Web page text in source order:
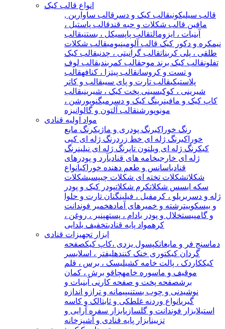
انواع قالب کیک
قالب سیلیکونیقالب کیک و دسر قالب ساوارین ,
مافین قالب شکلات و حبه قندقالب پاستیل ،
آبنبات ، ایزومالتقالب پاپسیکل ، بستنیقالب
نیمکره و دکور کیک قالب آلومینیومیقالب شکلات
طلقی ، پلی کربناتقالب گرانیتی ، چدنیقالب کیک
تفلونقالب کیک برند موجقالب کمربندیقالب لوف
و تست و کروسانقالب پیتزا ، کنافهقالب
پلاستیکیقالب تارت و پای سیبقالب و کاتر
شیرینی ، کوکیسینی پخت کیک ، شیرینیقالب
کاپ کیک و مافینرینگ کیک و دسر میگنوپورشن ،
مونوپورشنقالب آلتون و گالوانیزه
مواد اولیه قنادی
رنگ خوراکیرنگ پودری و ماژیکرنگ مایع
خوراکیرنگ ژله ای خط زردرنگ ژله ای کپی
کیکرنگ ژله ای ویلتون تاپرنگ ژله ای نیلینرنگ
ژله ای خارجیخامه های قنادیآرد و پودرهای
قنادیاسانس و طعم دهنده خوراکیانواع
شکلاتشکلات تخته ای شکلات چیپسیشکلات
سکه ایسس شکلاتکرم شکلاتپودر کیک و پودر
ژله و دسر بریلو ، کرمفیل ، فیلینگنان تارت و حلوا
و بیسکوییترشته و خمیرهای آمادهخمیر فوندانت
و گامپیستخلال و پودر بادام ، پستهپنیر ، روغن ،
کرهمواد پایه قنادیتخفیف یلدایی
ابزار تجهیزات قنادی
دماسنج فر و مایعاتکپسول یزدی ،کاپ کیکصفحه
گردان کیکتوری خنک کنندهلیفتر ، اسلایسر
کیککاردک ، پالت خامه کشیلیسک ، برس ، قلم
موقیف و ماسوره خامهچاقو برش ، کمان
برشصفحه پخت و صفحه کار نی آبنبات و
نوشیدنی و چوب بستنیپیمانه و ترازو اندازه
گیریانواع وردنه غلطکی و ثابتالک و کاسه
استیلابزار فوندانت و گلسازیابزار سفره آرایی و
تزیینابزار پایه قنادی و آشپزخانه